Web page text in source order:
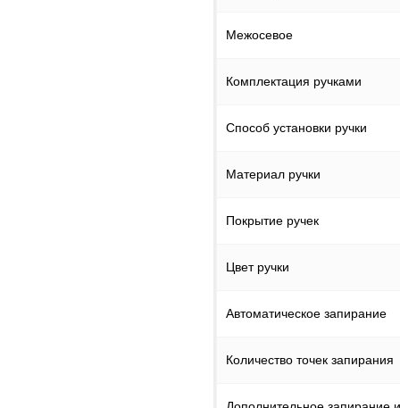
Межосевое
Комплектация ручками
Способ установки ручки
Материал ручки
Покрытие ручек
Цвет ручки
Автоматическое запирание
Количество точек запирания